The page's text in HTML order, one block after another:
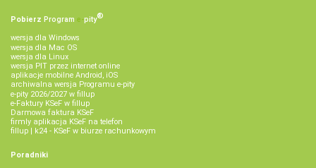
Pobierz Program e‑pity®
wersja dla Windows
wersja dla Mac OS
wersja dla Linux
wersja PIT przez internet online
aplikacje mobilne Android, iOS
archiwalna wersja Programu e-pity
e-pity 2026/2027 w fillup
e‑Faktury KSeF w fillup
Darmowa faktura KSeF
firmly aplikacja KSeF na telefon
fillup | k24 - KSeF w biurze rachunkowym
Poradniki